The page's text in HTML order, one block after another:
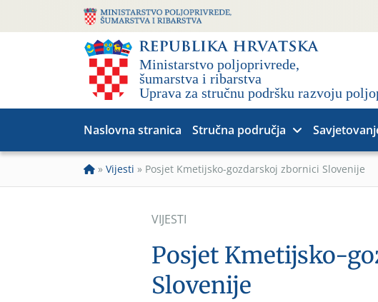
Naslovna stranica Stručna područja
» Vijesti » Posjet Kmetijsko-gozdarskoj zbornici Slovenije
VIJESTI
Posjet Kmetijsko-
Slovenije